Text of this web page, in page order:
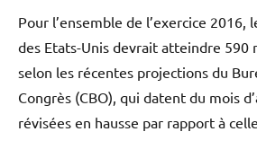
Pour l’ensemble de l’exercice
des Etats-Unis devrait atteindre 590
selon les récentes projections du
Congrès (CBO), qui datent du mois
révisées en hausse par rapport à